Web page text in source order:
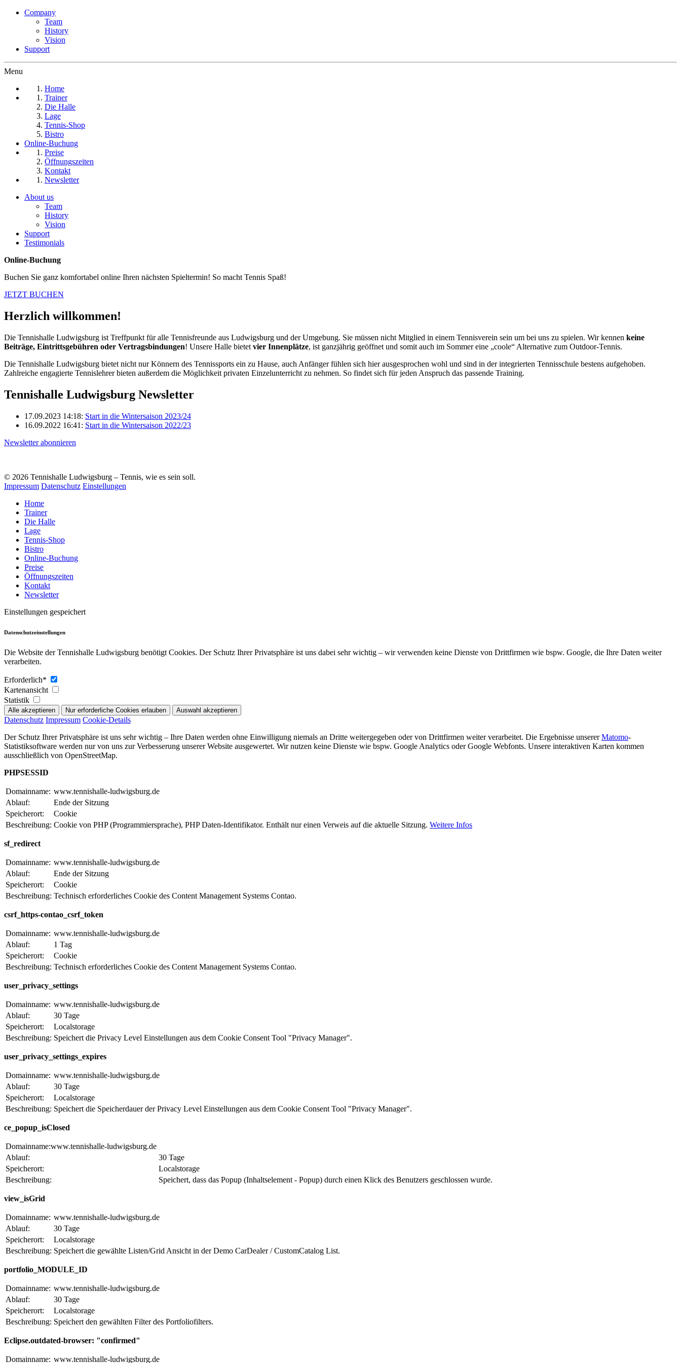
Company
Team
History
Vision
Support
Menu
Home
Trainer
Die Halle
Lage
Tennis-Shop
Bistro
Online-Buchung
Preise
Öffnungszeiten
Kontakt
Newsletter
About us
Team
History
Vision
Support
Testimonials
Online-Buchung
Buchen Sie ganz komfortabel online Ihren nächsten Spieltermin! So macht Tennis Spaß!
JETZT BUCHEN
Herzlich willkommen!
Die Tennishalle Ludwigsburg ist Treffpunkt für alle Tennisfreunde aus Ludwigsburg und der Umgebung. Sie müssen nicht Mitglied in einem Tennisverein sein um bei uns zu spielen. Wir kennen keine
Beiträge, Eintrittsgebühren oder Vertragsbindungen! Unsere Halle bietet vier Innenplätze, ist ganzjährig geöffnet und somit auch im Sommer eine „coole“ Alternative zum Outdoor-Tennis.
Die Tennishalle Ludwigsburg bietet nicht nur Könnern des Tennissports ein zu Hause, auch Anfänger fühlen sich hier ausgesprochen wohl und sind in der integrierten Tennisschule bestens aufgehoben.
Zahlreiche engagierte Tennislehrer bieten außerdem die Möglichkeit privaten Einzelunterricht zu nehmen. So findet sich für jeden Anspruch das passende Training.
Tennishalle Ludwigsburg Newsletter
17.09.2023 14:18: Start in die Wintersaison 2023/24
16.09.2022 16:41: Start in die Wintersaison 2022/23
Newsletter abonnieren
© 2026 Tennishalle Ludwigsburg – Tennis, wie es sein soll.
Impressum Datenschutz Einstellungen
Home
Trainer
Die Halle
Lage
Tennis-Shop
Bistro
Online-Buchung
Preise
Öffnungszeiten
Kontakt
Newsletter
Einstellungen gespeichert
Datenschutzeinstellungen
Die Website der Tennishalle Ludwigsburg benötigt Cookies. Der Schutz Ihrer Privatsphäre ist uns dabei sehr wichtig – wir verwenden keine Dienste von Drittfirmen wie bspw. Google, die Ihre Daten weiter
verarbeiten.
Erforderlich*
Kartenansicht
Statistik
Datenschutz Impressum Cookie-Details
Der Schutz Ihrer Privatsphäre ist uns sehr wichtig – Ihre Daten werden ohne Einwilligung niemals an Dritte weitergegeben oder von Drittfirmen weiter verarbeitet. Die Ergebnisse unsererMatomo-
Statistiksoftware werden nur von uns zur Verbesserung unserer Website ausgewertet. Wir nutzen keine Dienste wie bspw. Google Analytics oder Google Webfonts. Unsere interaktiven Karten kommen
ausschließlich von OpenStreetMap.
PHPSESSID
Domainname: www.tennishalle-ludwigsburg.de
Ablauf:
Ende der Sitzung
Speicherort:
Cookie
Beschreibung: Cookie von PHP (Programmiersprache), PHP Daten-Identifikator. Enthält nur einen Verweis auf die aktuelle Sitzung. Weitere Infos
sf_redirect
Domainname: www.tennishalle-ludwigsburg.de
Ablauf:
Ende der Sitzung
Speicherort:
Cookie
Beschreibung: Technisch erforderliches Cookie des Content Management Systems Contao.
csrf_https-contao_csrf_token
Domainname: www.tennishalle-ludwigsburg.de
Ablauf:
1 Tag
Speicherort:
Cookie
Beschreibung: Technisch erforderliches Cookie des Content Management Systems Contao.
user_privacy_settings
Domainname: www.tennishalle-ludwigsburg.de
Ablauf:
30 Tage
Speicherort:
Localstorage
Beschreibung: Speichert die Privacy Level Einstellungen aus dem Cookie Consent Tool "Privacy Manager".
user_privacy_settings_expires
Domainname: www.tennishalle-ludwigsburg.de
Ablauf:
30 Tage
Speicherort:
Localstorage
Beschreibung: Speichert die Speicherdauer der Privacy Level Einstellungen aus dem Cookie Consent Tool "Privacy Manager".
ce_popup_isClosed
Domainname:www.tennishalle-ludwigsburg.de
Ablauf:
30 Tage
Speicherort:
Localstorage
Beschreibung:
Speichert, dass das Popup (Inhaltselement - Popup) durch einen Klick des Benutzers geschlossen wurde.
view_isGrid
Domainname: www.tennishalle-ludwigsburg.de
Ablauf:
30 Tage
Speicherort:
Localstorage
Beschreibung: Speichert die gewählte Listen/Grid Ansicht in der Demo CarDealer / CustomCatalog List.
portfolio_MODULE_ID
Domainname: www.tennishalle-ludwigsburg.de
Ablauf:
30 Tage
Speicherort:
Localstorage
Beschreibung: Speichert den gewählten Filter des Portfoliofilters.
Eclipse.outdated-browser: "confirmed"
Domainname: www.tennishalle-ludwigsburg.de